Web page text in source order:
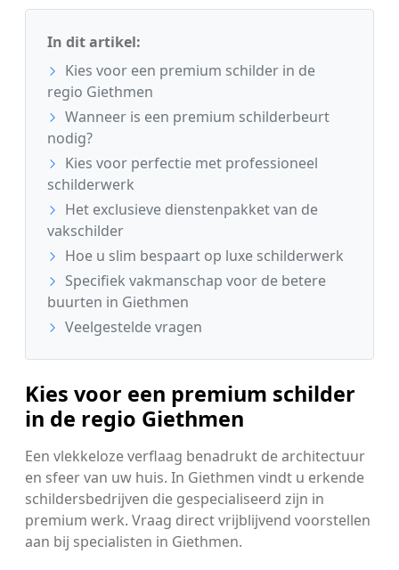
In dit artikel:
Kies voor een premium schilder in de
regio Giethmen
Wanneer is een premium schilderbeurt
nodig?
Kies voor perfectie met professioneel
schilderwerk
Het exclusieve dienstenpakket van de
vakschilder
Hoe u slim bespaart op luxe schilderwerk
Specifiek vakmanschap voor de betere
buurten in Giethmen
Veelgestelde vragen
Kies voor een premium schilder
in de regio Giethmen
Een vlekkeloze verflaag benadrukt de architectuur
en sfeer van uw huis. In Giethmen vindt u erkende
schildersbedrijven die gespecialiseerd zijn in
premium werk. Vraag direct vrijblijvend voorstellen
aan bij specialisten in Giethmen.